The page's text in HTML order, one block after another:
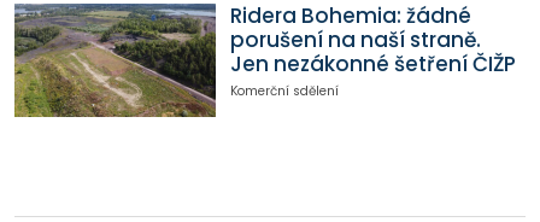
Ridera Bohemia: žádné
porušení na naší straně.
Jen nezákonné šetření ČIŽP
Komerční sdělení